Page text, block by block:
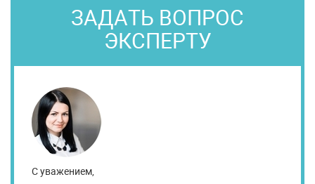
ЗАДАТЬ ВОПРОС
ЭКСПЕРТУ
С уважением,